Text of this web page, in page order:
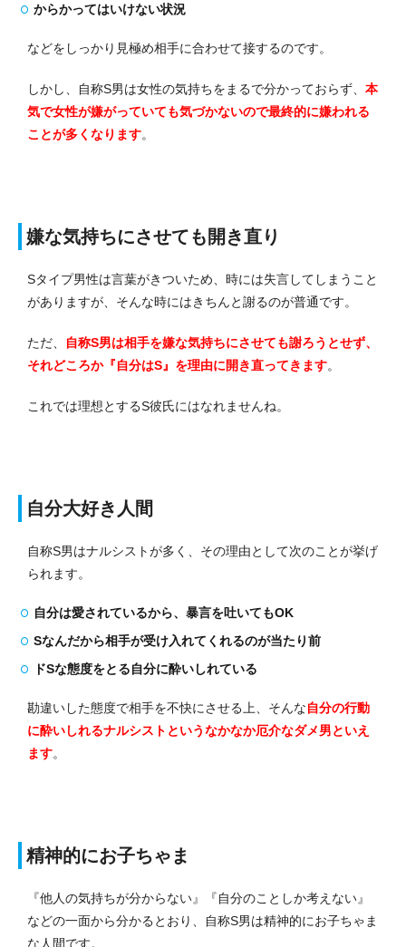
からかってはいけない状況
などをしっかり見極め相手に合わせて接するのです。
しかし、自称S男は女性の気持ちをまるで分かっておらず、 本
気で女性が嫌がっていても気づかないので最終的に嫌われる
ことが多くなります。
嫌な気持ちにさせても開き直り
Sタイプ男性は言葉がきついため、時には失言してしまうこと
がありますが、そんな時にはきちんと謝るのが普通です。
ただ、
自称S男は相手を嫌な気持ちにさせても謝ろうとせず、
それどころか『自分はS』を理由に開き直ってきます。
これでは理想とするS彼氏にはなれませんね。
自分大好き人間
自称S男はナルシストが多く、その理由として次のことが挙げ
られます。
自分は愛されているから、暴言を吐いてもOK
Sなんだから相手が受け入れてくれるのが当たり前
ドSな態度をとる自分に酔いしれている
勘違いした態度で相手を不快にさせる上、そんな自分の行動
に酔いしれるナルシストというなかなか厄介なダメ男といえ
ます。
精神的にお子ちゃま
『他人の気持ちが分からない』『自分のことしか考えない』
などの一面から分かるとおり、自称S男は精神的にお子ちゃま
な人間です。